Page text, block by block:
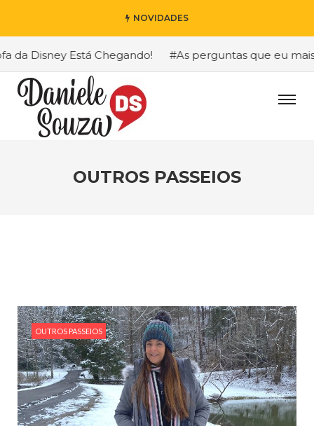
NOVIDADES
Está Chegando! #As perguntas que eu mais
OUTROS PASSEIOS
OUTROS PASSEIOS